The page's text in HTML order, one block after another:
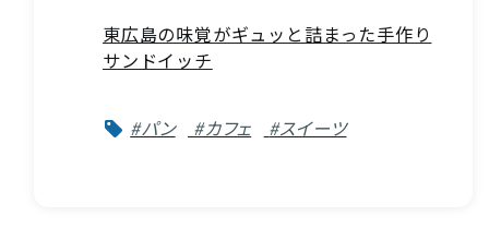
東広島の味覚がギュッと詰まった手作り
サンドイッチ
#パン #カフェ #スイーツ